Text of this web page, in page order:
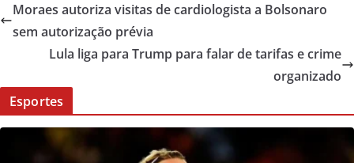
Moraes autoriza visitas de cardiologista a Bolsonaro
sem autorização prévia
Lula liga para Trump para falar de tarifas e crime
organizado
Esportes